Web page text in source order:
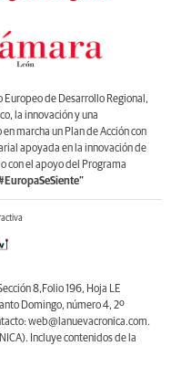
de Desarrollo Regional,
la innovación y una
marcha un Plan de Acción con
apoyada en la innovación de
con el apoyo del Programa
8,Folio 196, Hoja LE
Domingo, número 4, 2º
web@lanuevacronica.com.
Incluye contenidos de la